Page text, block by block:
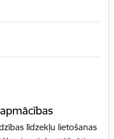
līdzekļu lietošanas